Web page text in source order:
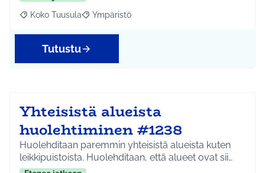
Rajaa tulokset aihepiirin mukaan: Koko Tuusula
Koko Tuusula Rajaa tulokset teeman mukaan: Ympäristö
Ympäristö
Tutustu
Yhteisistä alueista
huolehtiminen #1238
Huolehditaan paremmin yhteisistä alueista kuten
leikkipuistoista. Huolehditaan, että alueet ovat sii…